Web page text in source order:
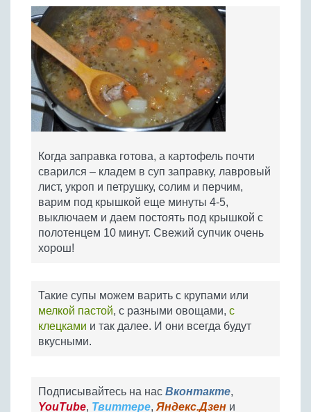
Когда заправка готова, а картофель почти
сварился – кладем в суп заправку, лавровый
лист, укроп и петрушку, солим и перчим,
варим под крышкой еще минуты 4-5,
выключаем и даем постоять под крышкой с
полотенцем 10 минут. Свежий супчик очень
хорош!
Такие супы можем варить с крупами или
мелкой пастой, с разными овощами, с
клецками и так далее. И они всегда будут
вкусными.
Подписывайтесь на нас Вконтакте,
YouTube, Твиттере, Яндекс.Дзен и